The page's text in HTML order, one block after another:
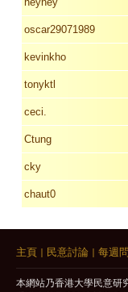
oscar29071989
kevinkho
tonyktl
ceci.
Ctung
cky
chaut0
主頁 民意討論 每週
本網站乃香港大學民意研